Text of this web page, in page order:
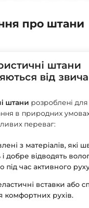
про штани
штани
від
штани розроблені
в природних
переваг:
з матеріалів, які
і добре відводять
під час активного
вставки або
комфортних рухів.